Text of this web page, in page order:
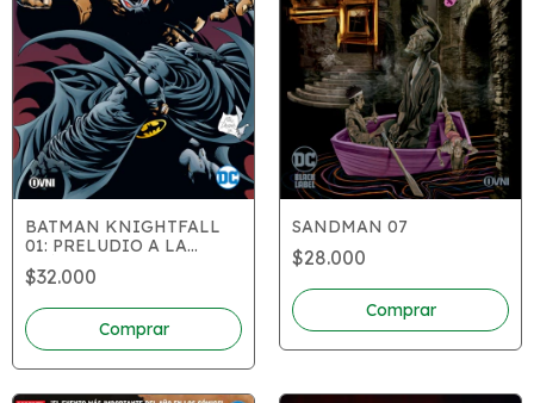
BATMAN KNIGHTFALL
01: PRELUDIO A LA
CAÍDA DEL CABALLERO
$32.000
SANDMAN 07
$28.000